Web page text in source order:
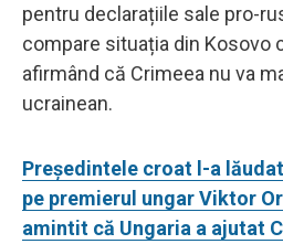
pentru declarațiile sale pro-
compare situația din Kosovo
afirmând că Crimeea nu va
ucrainean.
Președintele croat l-a
pe premierul ungar Viktor
amintit că Ungaria a ajutat